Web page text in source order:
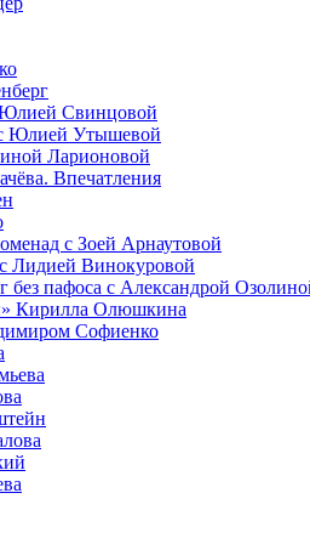
Юлией Свинцовой
Юлией Утышевой
Ларионовой
Впечатления
с Зоей Арнаутовой
Лидией Винокуровой
без пафоса с Александрой
Кирилла Олюшкина
Софиенко